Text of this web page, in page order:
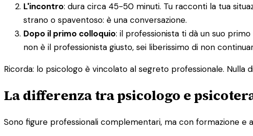
L'incontro: dura circa 45-50 minuti. Tu racconti la tua
strano o spaventoso: è una conversazione.
Dopo il primo colloquio: il professionista ti dà un suo
non è il professionista giusto, sei liberissimo di non
Ricorda: lo psicologo è vincolato al segreto professionale. Nulla
La differenza tra psicologo e
Sono figure professionali complementari, ma con formazione e